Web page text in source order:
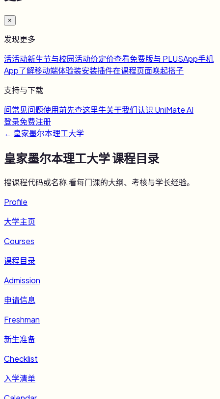
×
发现更多
活活动新生节与校园活动价定价查看免费版与 PLUSApp手机
App了解移动端体验装安装插件在课程页面唤起搭子
支持与下载
问常见问题使用前先查这里牛关于我们认识 UniMate AI
登录免费注册
← 皇家墨尔本理工大学
皇家墨尔本理工大学课程目录
搜课程代码或名称,看每门课的大纲、考核与学长经验。
Profile
大学主页
Courses
课程目录
Admission
申请信息
Freshman
新生准备
Checklist
入学清单